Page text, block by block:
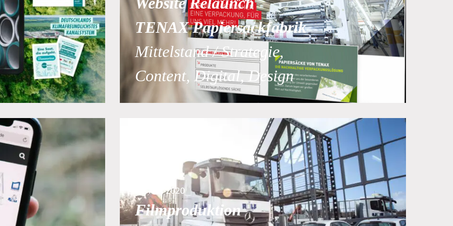
TENAX Papiersackfabrik
Mittelstand / Strategie,
Content, Digital, Design
25. Mai 2020
Filmproduktion